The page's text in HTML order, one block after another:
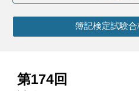
簿記検定試験
第174回